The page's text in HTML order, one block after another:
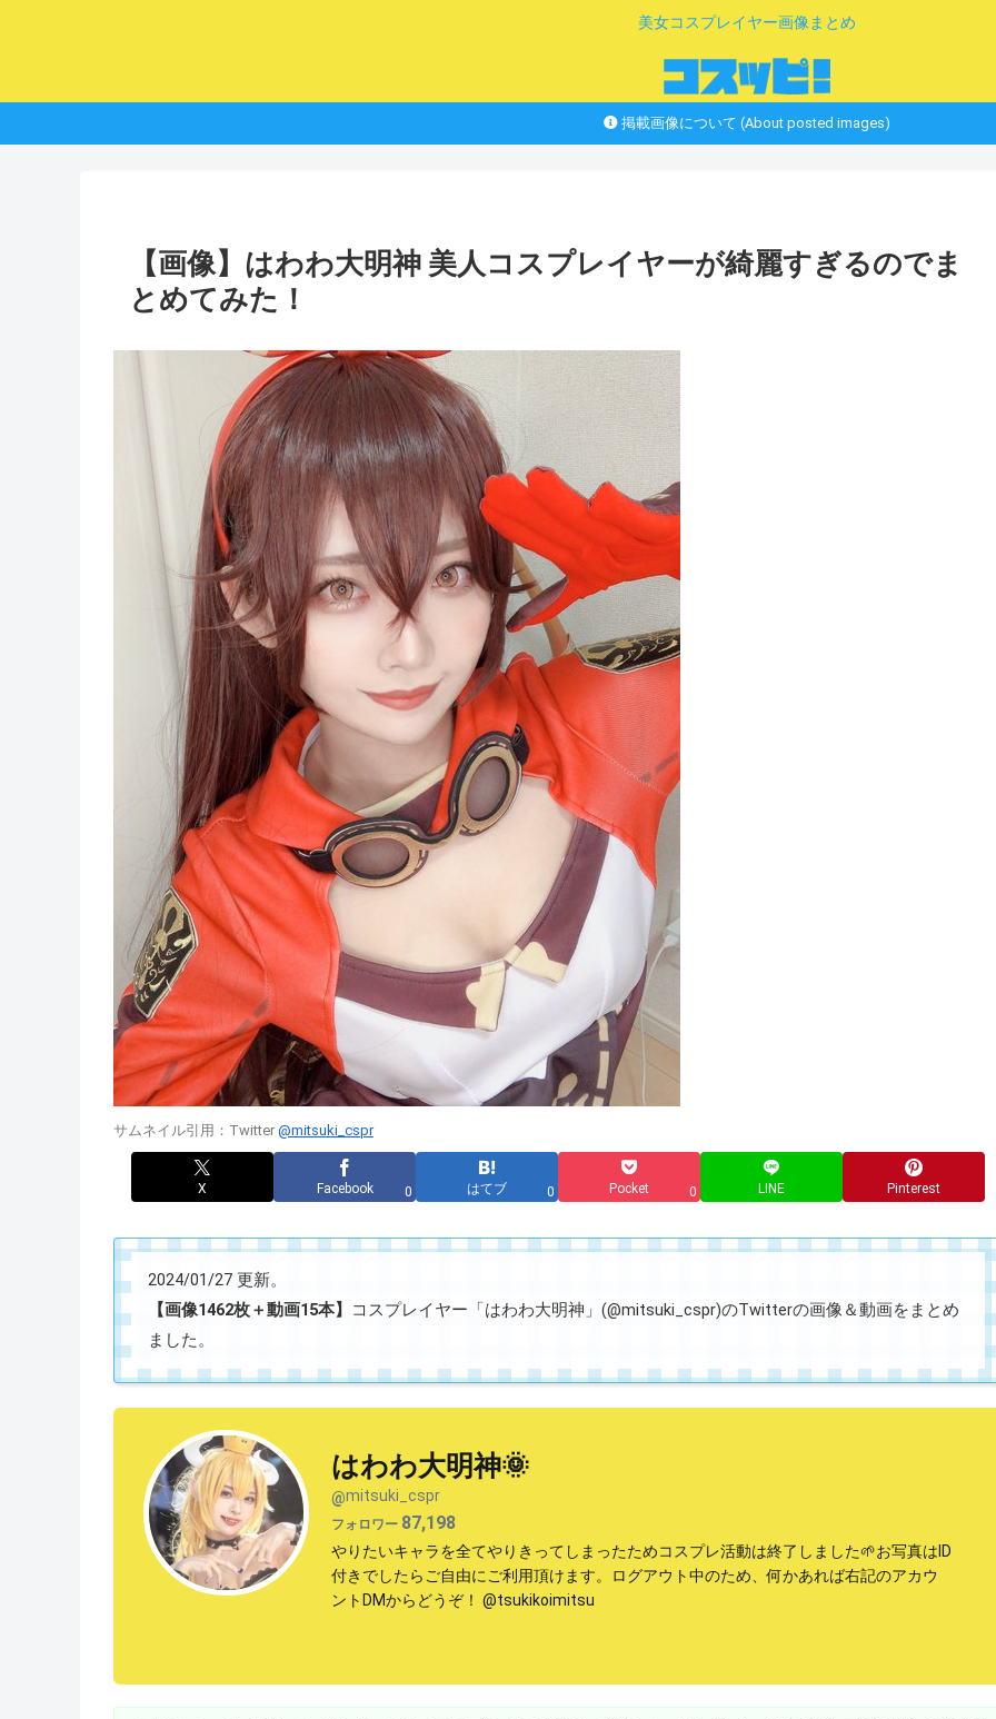
美女コスプレイヤー画像まとめ
掲載画像について (About posted images)
【画像】はわわ大明神 美人コスプレイヤーが綺麗すぎるのでま
とめてみた！
サムネイル引用：Twitter @mitsuki_cspr
X Facebook 0 はてブ 0 Pocket 0 LINE Pinterest
2024/01/27 更新。
【画像1462枚＋動画15本】
コスプレイヤー「はわわ大明神」(@mitsuki_cspr)のTwitterの画像＆動画をまとめ
ました。
はわわ大明神🌞
@mitsuki_cspr
フォロワー 87,198
やりたいキャラを全てやりきってしまったためコスプレ活動は終了しました🌱お写真はID
付きでしたらご自由にご利用頂けます。ログアウト中のため、何かあれば右記のアカウ
ントDMからどうぞ！ @tsukikoimitsu